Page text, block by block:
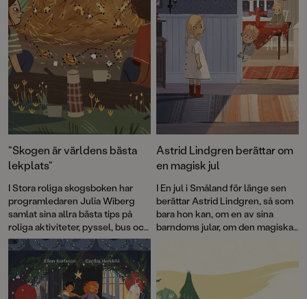
”Skogen är världens bästa
lekplats”
I Stora roliga skogsboken har
programledaren Julia Wiberg
samlat sina allra bästa tips på
roliga aktiviteter, pyssel, bus och
lek som passar både stora och
små – året om. Bland annat hur
man bygger ett lyxigt
insektshotell som du kan läsa
mer om här!
Astrid Lindgren berättar om
en magisk jul
I En jul i Småland för länge sen
berättar Astrid Lindgren, så som
bara hon kan, om en av sina
barndoms jular, om den magiska